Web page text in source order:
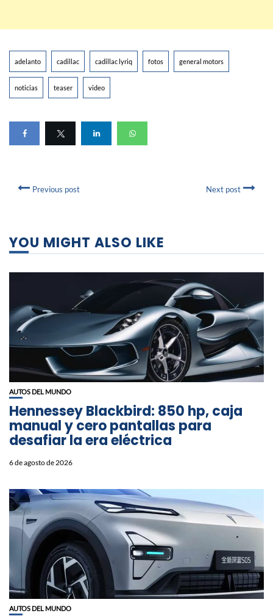
adelanto cadillac cadillac lyriq fotos general motors
noticias teaser video
Previous post Next post
YOU MIGHT ALSO LIKE
AUTOS DEL MUNDO
Hennessey Blackbird: 850 hp, caja
manual y cero pantallas para
desafiar la era eléctrica
6 de agosto de 2026
AUTOS DEL MUNDO